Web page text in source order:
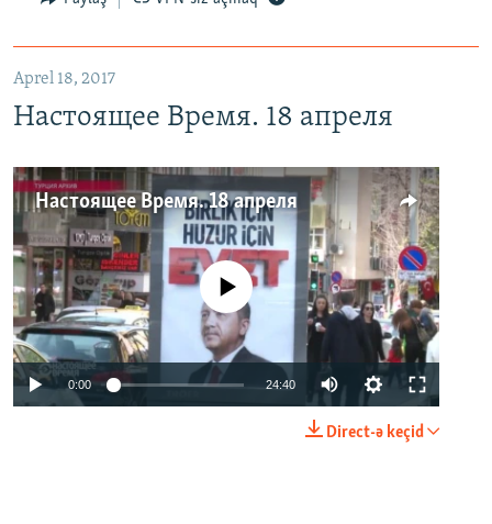
Aprel 18, 2017
Настоящее Время. 18 апреля
Настоящее Время. 18 апреля
No media source currently available
0:00 24:40
Direct-ə keçid